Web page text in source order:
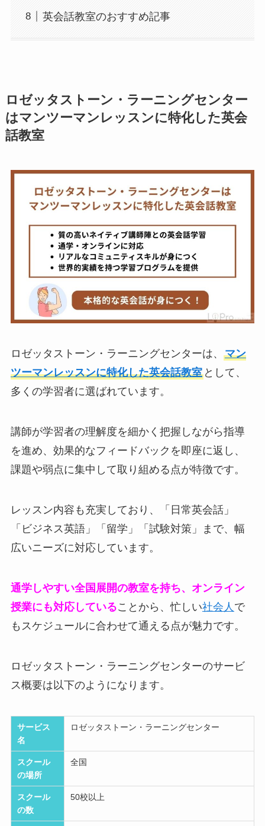
英会話教室のおすすめ記事
ロゼッタストーン・ラーニングセンター
はマンツーマンレッスンに特化した英会
話教室
ロゼッタストーン・ラーニングセンターは、 マン
ツーマンレッスンに特化した英会話教室として、
多くの学習者に選ばれています。
講師が学習者の理解度を細かく把握しながら指導
を進め、効果的なフィードバックを即座に返し、
課題や弱点に集中して取り組める点が特徴です。
レッスン内容も充実しており、「日常英会話」
「ビジネス英語」「留学」「試験対策」まで、幅
広いニーズに対応しています。
通学しやすい全国展開の教室を持ち、オンライン
授業にも対応していることから、忙しい社会人 で
もスケジュールに合わせて通える点が魅力です。
ロゼッタストーン・ラーニングセンターのサービ
ス概要は以下のようになります。
サービス
名
ロゼッタストーン・ラーニングセンター
スクール
の場所
全国
スクール
の数
50校以上